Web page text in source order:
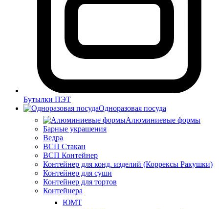
Бутылки ПЭТ
Одноразовая посуда
Алюминиевые формы
Барные украшения
Ведра
ВСП Стакан
ВСП Контейнер
Контейнер для конд. изделий (Коррексы Ракушки)
Контейнер для суши
Контейнер для тортов
Контейнера
ЮМТ